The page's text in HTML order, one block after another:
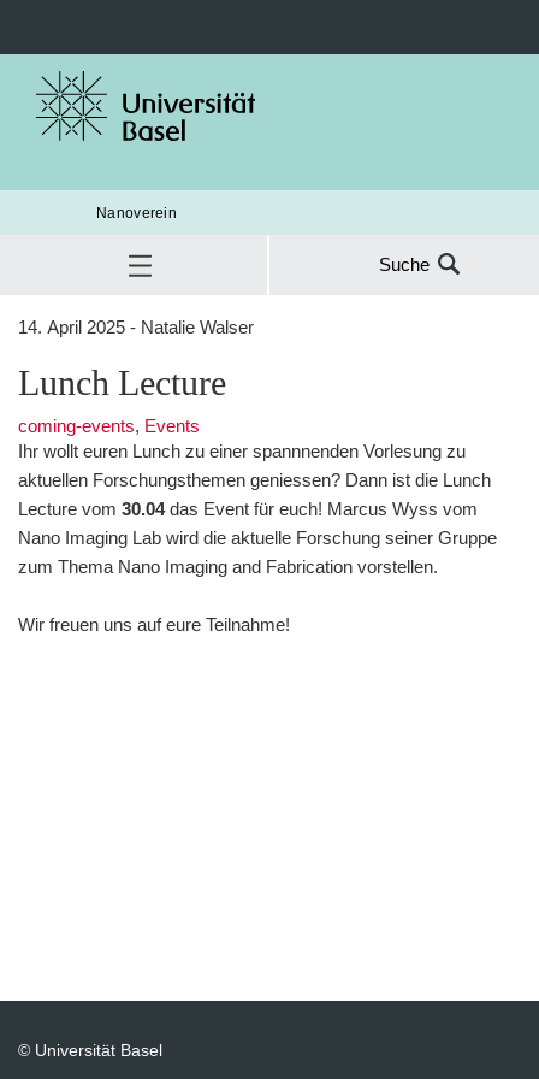
Nanoverein
Suche
nach:
Lunch Lecture
14. April 2025 - Natalie Walser
Lunch Lecture
coming-events, Events
Ihr wollt euren Lunch zu einer spannnenden Vorlesung zu
aktuellen Forschungsthemen geniessen? Dann ist die Lunch
Lecture vom 30.04das Event für euch! Marcus Wyss vom
Nano Imaging Lab wird die aktuelle Forschung seiner Gruppe
zum Thema Nano Imaging and Fabrication vorstellen.
Wir freuen uns auf eure Teilnahme!
© Universität Basel